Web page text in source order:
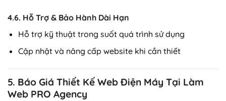
4.6. Hỗ Trợ & Bảo Hành Dài Hạn
Hỗ trợ kỹ thuật trong suốt quá trình sử dụng
Cập nhật và nâng cấp website khi cần thiết
5. Báo Giá Thiết Kế Web Điện Máy Tại Làm
Web PRO Agency